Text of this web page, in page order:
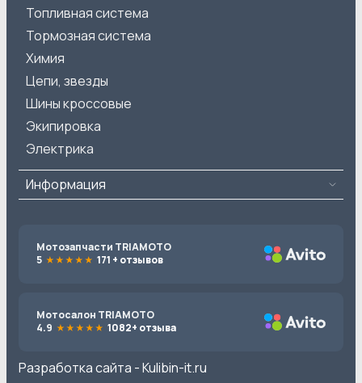
Топливная система
Тормозная система
Химия
Цепи, звезды
Шины кроссовые
Экипировка
Электрика
Информация
Мотозапчасти TRIAMOTO
5
171 + отзывов
Мотосалон TRIAMOTO
4.9
1082+ отзыва
Разработка сайта -Kulibin-it.ru